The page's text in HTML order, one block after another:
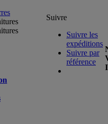
Suivre
Suivre les
expéditions
Suivre par
référence